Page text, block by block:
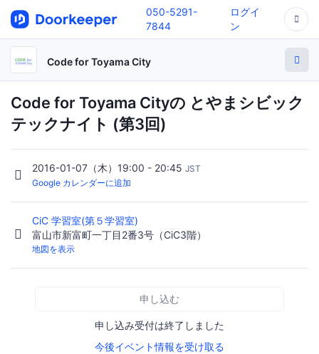
050-5291-
7844
ログイ
ン
Code for Toyama City
Code for Toyama Cityの とやまシビック
テックナイト (第3回)
2016-01-07（木）19:00 - 20:45 JST
Google カレンダーに追加
CiC 学習室(第５学習室)
富山市新富町一丁目2番3号（CiC3階）
地図を表示
申し込む
申し込み受付は終了しました
今後イベント情報を受け取る